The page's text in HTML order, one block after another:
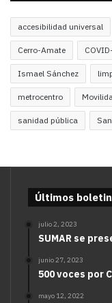
accesibilidad universal
Cerro-Amate
Ismael Sánchez
metrocentro
sanidad pública
Últimos
julio 2, 2023
SUMAR se
junio 27, 2023
500 voces por
mayo 12, 2022